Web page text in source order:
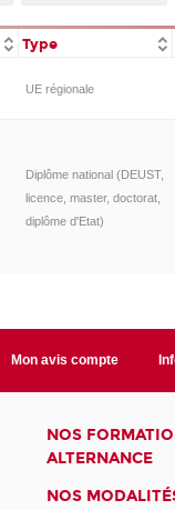
Type
UE régionale
Diplôme national (DEUST,
licence, master, doctorat,
diplôme d'Etat)
Mon avis compte
NOS
ALTERNANCE
NOS